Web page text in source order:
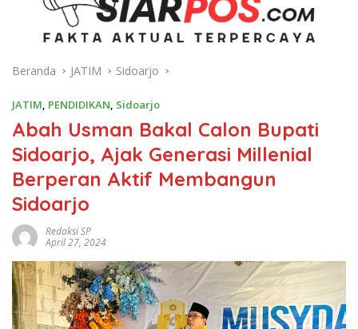
Beranda JATIM Sidoarjo
JATIM, PENDIDIKAN, Sidoarjo
Abah Usman Bakal Calon Bupati
Sidoarjo, Ajak Generasi Millenial
Berperan Aktif Membangun
Sidoarjo
Redaksi SP
April 27, 2024